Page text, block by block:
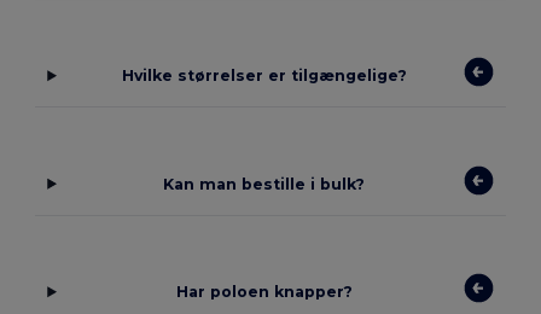
Hvilke størrelser er tilgængelige?
Kan man bestille i bulk?
Har poloen knapper?